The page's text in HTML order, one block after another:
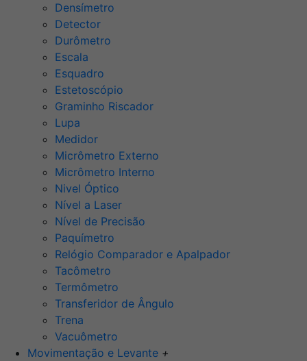
Densímetro
Detector
Durômetro
Escala
Esquadro
Estetoscópio
Graminho Riscador
Lupa
Medidor
Micrômetro Externo
Micrômetro Interno
Nivel Óptico
Nível a Laser
Nível de Precisão
Paquímetro
Relógio Comparador e Apalpador
Tacômetro
Termômetro
Transferidor de Ângulo
Trena
Vacuômetro
Movimentação e Levante +